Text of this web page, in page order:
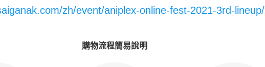
zh/event/aniplex-online-fest-2021-3rd-lineup/
購物流程簡易說明